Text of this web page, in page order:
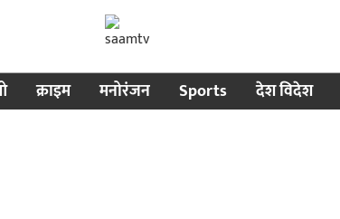
क्राइम मनोरंजन Sports देश विदेश